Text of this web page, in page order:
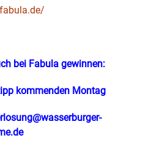
bei Fabula gewinnen:
kommenden Montag